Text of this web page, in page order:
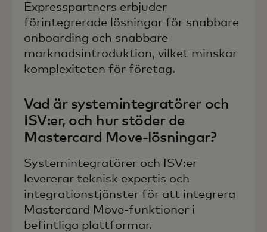
Expresspartners erbjuder
förintegrerade lösningar för snabbare
onboarding och snabbare
marknadsintroduktion, vilket minskar
komplexiteten för företag.
Vad är systemintegratörer och
ISV:er, och hur stöder de
Mastercard Move-lösningar?
Systemintegratörer och ISV:er
levererar teknisk expertis och
integrationstjänster för att integrera
Mastercard Move-funktioner i
befintliga plattformar.